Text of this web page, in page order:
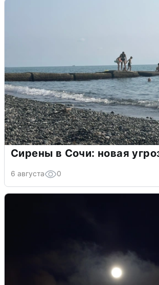
Сирены в Сочи: новая
6 августа 0